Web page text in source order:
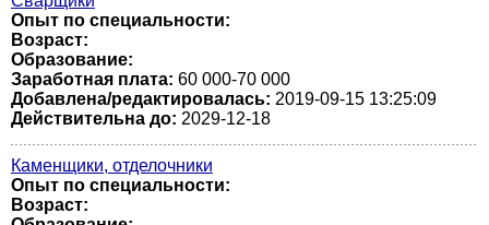
Опыт по специальности:
Возраст:
Образование:
Заработная плата: 60 000-70 000
Добавлена/редактировалась: 2019-09-15 13:25:09
Действительна до: 2029-12-18
Каменщики, отделочники
Опыт по специальности:
Возраст: